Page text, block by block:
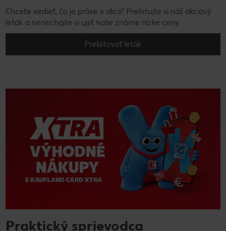
Chcete vedieť, čo je práve v akcii? Prelistujte si náš akciový
leták a nenechajte si ujsť naše známe nízke ceny.
Prelistovať leták
Praktický sprievodca